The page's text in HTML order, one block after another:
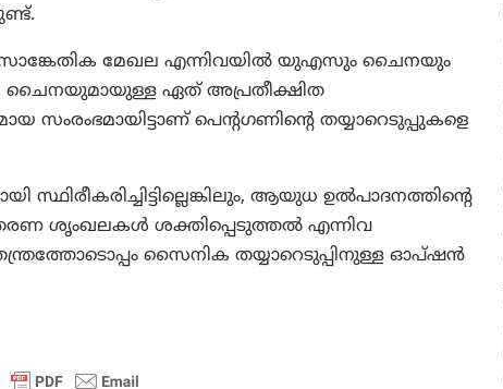
മേഖല എന്നിവയിൽ യുഎസും ചൈനയും
ചൈനയുമായുള്ള ഏത് അപ്രതീക്ഷിത
സംരംഭമായിട്ടാണ് പെന്റഗണിന്റെ തയ്യാറെടുപ്പുകളെ
ആയുധ ഉൽപാദനത്തിന്റെ
ശൃംഖലകൾ ശക്തിപ്പെടുത്തൽ എന്നിവ
സൈനിക തയ്യാറെടുപ്പിനുള്ള ഓപ്ഷൻ